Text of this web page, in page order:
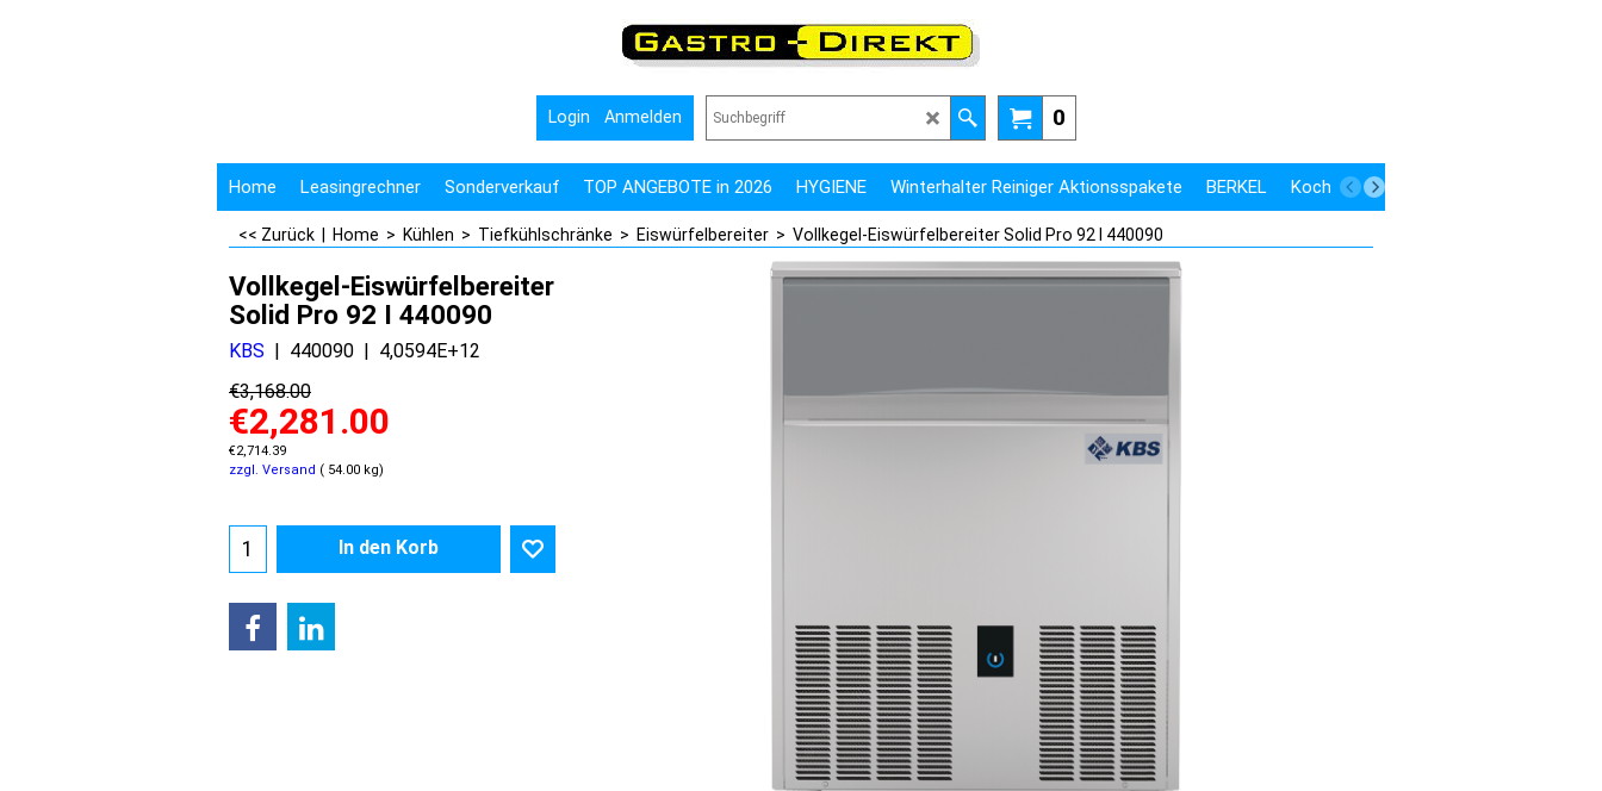
0
Login Anmelden
Home Leasingrechner Sonderverkauf TOP ANGEBOTE in 2026 HYGIENE Winterhalter Reiniger Aktionsspakete BERKEL Kochen Kühlen
<< Zurück Home > Kühlen > Tiefkühlschränke > Eiswürfelbereiter > Vollkegel-Eiswürfelbereiter Solid Pro 92 I 440090
Vollkegel-Eiswürfelbereiter
Solid Pro 92 I 440090
KBS 440090
4,0594E+12
€3,168.00
€2,281.00
€2,714.39
zzgl. Versand
54.00 kg
In den Korb